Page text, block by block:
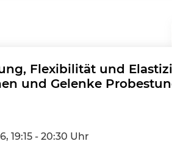
Flexibilität und
und Gelenke
19:15 - 20:30 Uhr